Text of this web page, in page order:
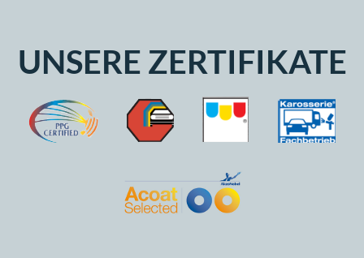
UNSERE ZERTIFIKATE